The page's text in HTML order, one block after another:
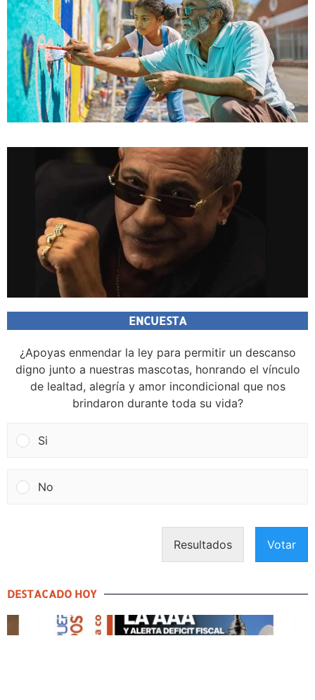
ENCUESTA
¿Apoyas enmendar la ley para permitir un descanso
digno junto a nuestras mascotas, honrando el vínculo
de lealtad, alegría y amor incondicional que nos
brindaron durante toda su vida?
Si
No
Resultados Votar
DESTACADO HOY